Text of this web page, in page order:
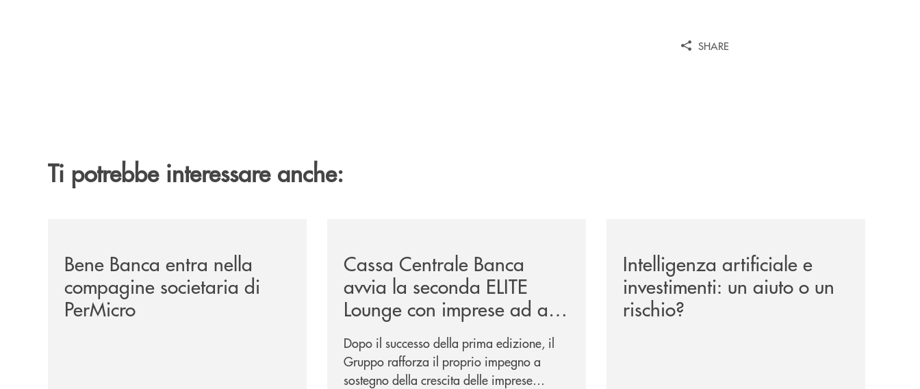
SHARE
Ti potrebbe interessare anche:
Bene Banca entra nella
compagine societaria di
PerMicro
Cassa Centrale Banca
avvia la seconda ELITE
Lounge con imprese ad alto
potenziale
Dopo il successo della prima edizione, il
Gruppo rafforza il proprio impegno a
sostegno della crescita delle imprese
Intelligenza artificiale e
investimenti: un aiuto o un
rischio?